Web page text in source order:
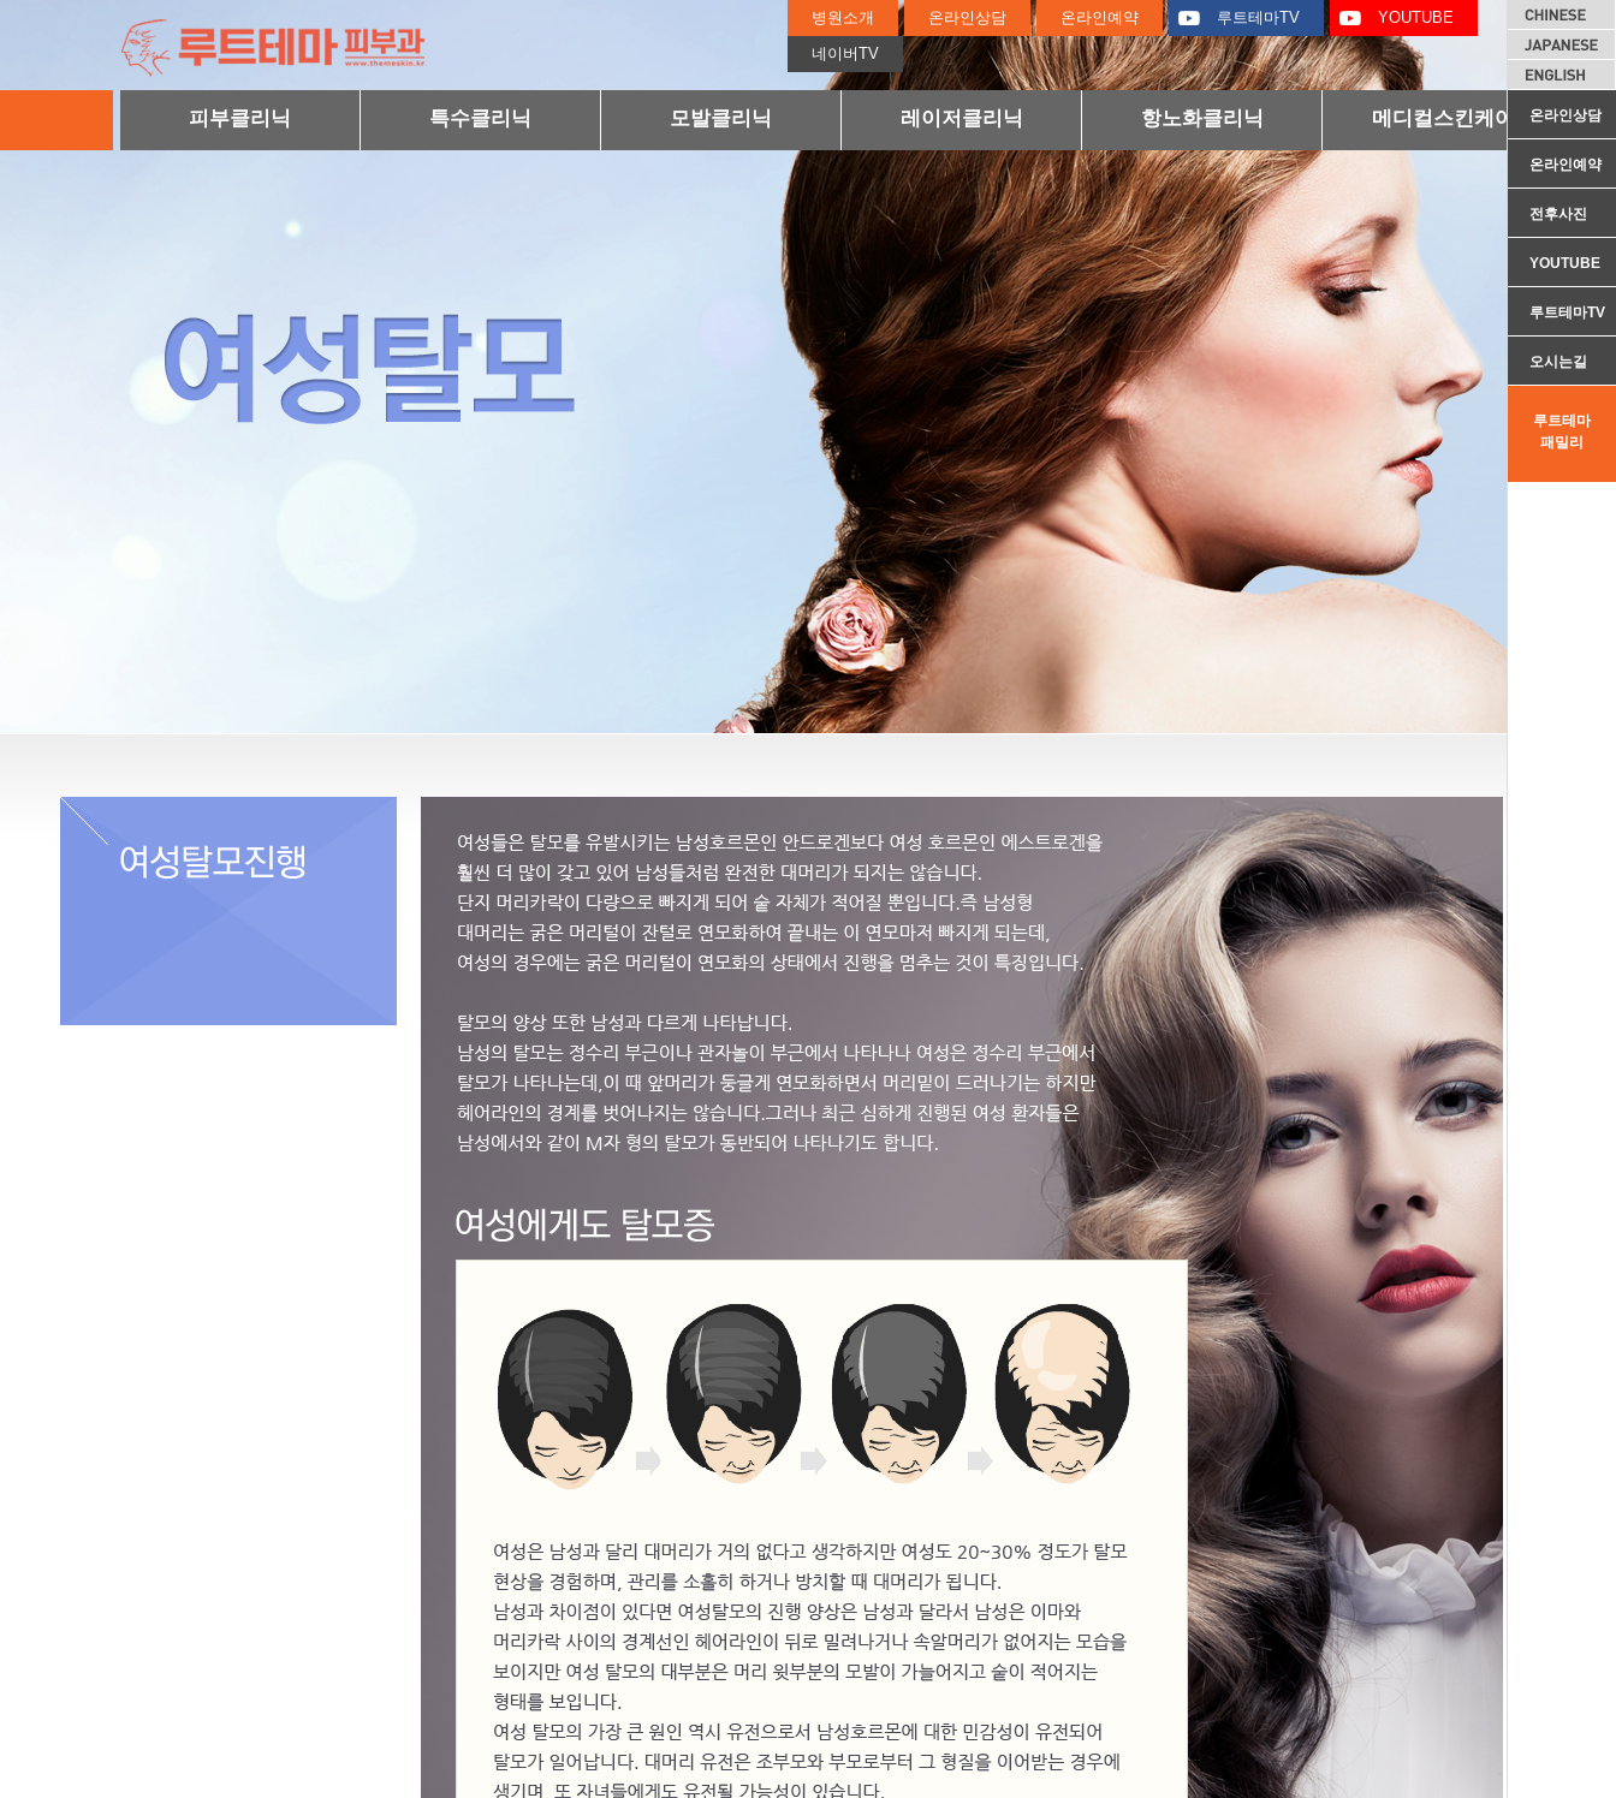
온라인상담
온라인예약
전후사진
YOUTUBE
루트테마TV
오시는길
루트테마
패밀리
병원소개 온라인상담 온라인예약 루트테마TV YOUTUBE
네이버TV
피부클리닉 특수클리닉 모발클리닉 레이저클리닉 항노화클리닉 메디컬스킨케어